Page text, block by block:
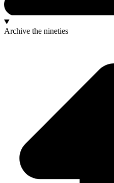
Archive the nineties